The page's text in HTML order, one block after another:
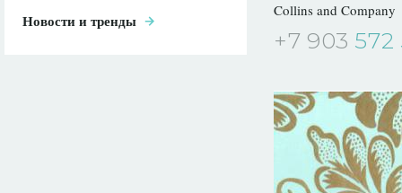
Новости и тренды
Collins and Company
+7 903 572